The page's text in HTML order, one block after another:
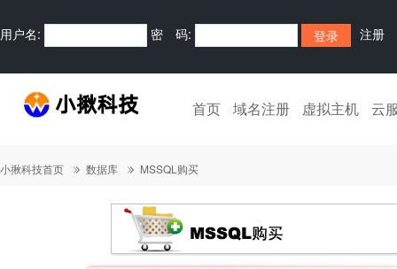
用户名: 密 码: 注册
首页 域名注册 虚拟主机 云
小揪科技首页 数据库 MSSQL购买